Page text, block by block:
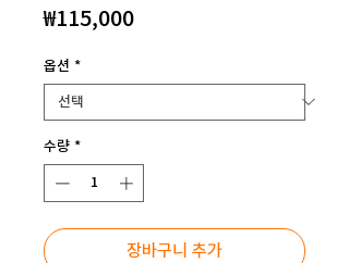
₩115,000가
옵션 *
수량 *
장바구니 추가